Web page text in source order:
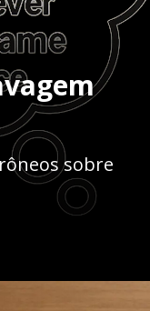
sobre